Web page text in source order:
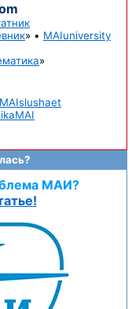
» • MAIuniversity
»
МАИ?